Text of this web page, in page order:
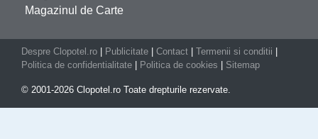
Magazinul de Carte
Despre Clopotel.ro Publicitate Contact Termenii si conditii
Politica de confidentialitate
Politica de cookies Sitemap
© 2001-2026 Clopotel.ro Toate drepturile rezervate.